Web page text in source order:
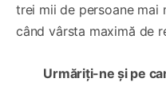
trei mii de persoane mai
când vârsta maximă de
Urmăriți-ne și pe